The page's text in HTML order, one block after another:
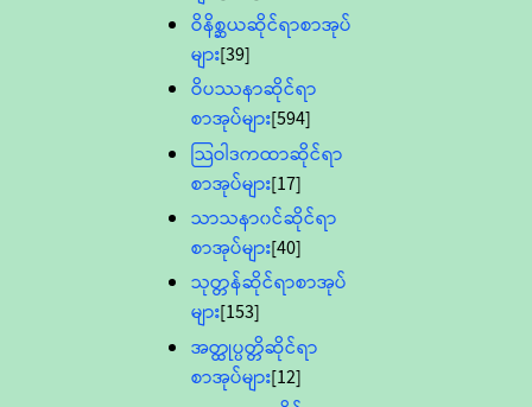
ဝိနိစ္ဆယဆိုင်ရာစာအုပ်
များ[39]
ဝိပဿနာဆိုင်ရာ
စာအုပ်များ[594]
သြဝါဒကထာဆိုင်ရာ
စာအုပ်များ[17]
သာသနာ၀င်ဆိုင်ရာ
စာအုပ်များ[40]
သုတ္တန်ဆိုင်ရာစာအုပ်
များ[153]
အတ္ထုပ္ပတ္တိဆိုင်ရာ
စာအုပ်များ[12]